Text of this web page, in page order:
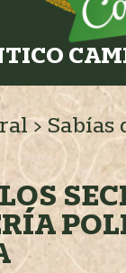
>Sabías